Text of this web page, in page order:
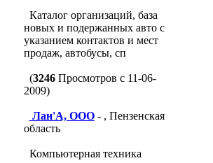
Каталог организаций, база
новых и подержанных авто с
указанием контактов и мест
продаж, автобусы, сп
(3246Просмотров с 11-06-
2009)
Лан'A, ООО- , Пензенская
область
Компьютерная техника